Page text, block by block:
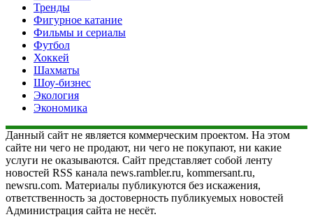
Тренды
Фигурное катание
Фильмы и сериалы
Футбол
Хоккей
Шахматы
Шоу-бизнес
Экология
Экономика
Данный сайт не является коммерческим проектом. На этом
сайте ни чего не продают, ни чего не покупают, ни какие
услуги не оказываются. Сайт представляет собой ленту
новостей RSS канала news.rambler.ru, kommersant.ru,
newsru.com. Материалы публикуются без искажения,
ответственность за достоверность публикуемых новостей
Администрация сайта не несёт.